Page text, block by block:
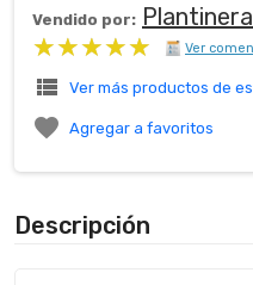
Vendido por:
★★★★★
★★★★★ Ver
view_list Ver más productos de
 Agregar a favoritos
Descripción